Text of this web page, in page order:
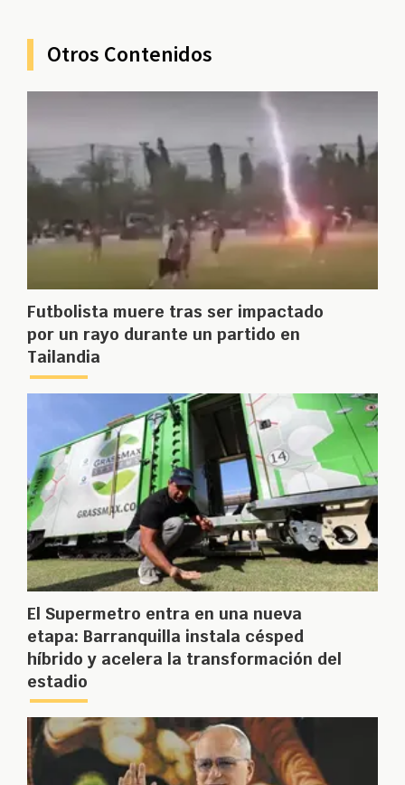
Otros Contenidos
Futbolista muere tras ser impactado
por un rayo durante un partido en
Tailandia
El Supermetro entra en una nueva
etapa: Barranquilla instala césped
híbrido y acelera la transformación del
estadio